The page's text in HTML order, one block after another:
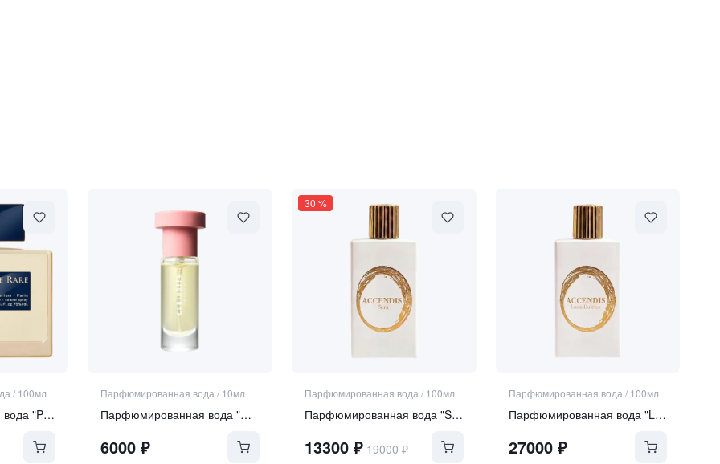
/ 100мл
Парфюмированная вода "Perle Rare"
Парфюмированная вода / 10мл
Парфюмированная вода "Curiosity"
6000 ₽
30 %
Парфюмированная вода / 100мл
Парфюмированная вода "SERA"
13300₽ 19000₽
Парфюмированная вода / 100мл
Парфюмированная вода "LUNA DULCIUS"
27000₽